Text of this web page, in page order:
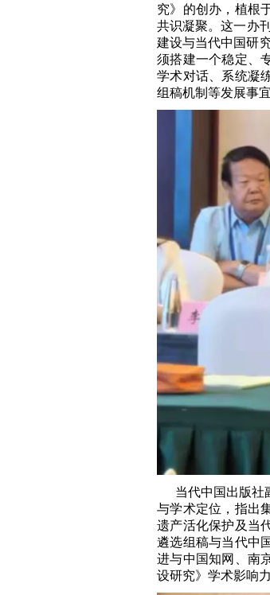
究》的创办，植根
共识凝聚。这一办
建设与当代中国研
须搭建一个稳定、
学术对话、系统凝
组稿机制等发展事
当代中国出版社
与学术定位，指出
遗产活化保护及当
遴选组稿与当代中
进与中国知网、南
设研究》学术影响